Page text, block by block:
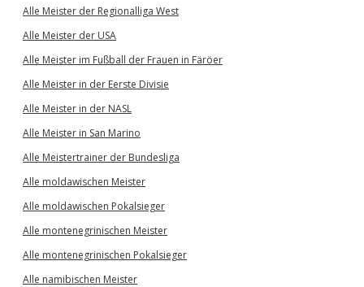
Alle Meister der Regionalliga West
Alle Meister der USA
Alle Meister im Fußball der Frauen in Färöer
Alle Meister in der Eerste Divisie
Alle Meister in der NASL
Alle Meister in San Marino
Alle Meistertrainer der Bundesliga
Alle moldawischen Meister
Alle moldawischen Pokalsieger
Alle montenegrinischen Meister
Alle montenegrinischen Pokalsieger
Alle namibischen Meister